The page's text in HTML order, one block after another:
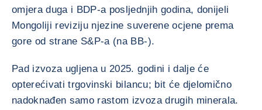
omjera duga i BDP-a posljednjih godina, donijeli
Mongoliji reviziju njezine suverene ocjene prema
gore od strane S&P-a (na BB-).
Pad izvoza ugljena u 2025. godini i dalje će
opterećivati trgovinski bilancu; bit će djelomično
nadoknađen samo rastom izvoza drugih minerala.